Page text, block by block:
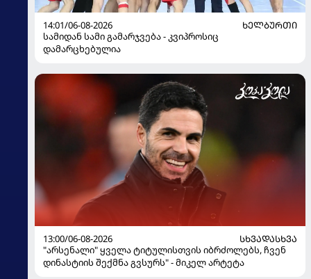
14:01/06-08-2026
ᲮᲔᲚᲑᲣᲠᲗᲘ
სამიდან სამი გამარჯვება - კვიპროსიც
დამარცხებულია
13:00/06-08-2026
ᲡᲮᲕᲐᲓᲐᲡᲮᲕᲐ
"არსენალი" ყველა ტიტულისთვის იბრძოლებს, ჩვენ
დინასტიის შექმნა გვსურს" - მიკელ არტეტა